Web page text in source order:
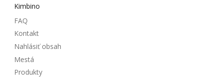
Kimbino
FAQ
Kontakt
Nahlásiť obsah
Mestá
Produkty